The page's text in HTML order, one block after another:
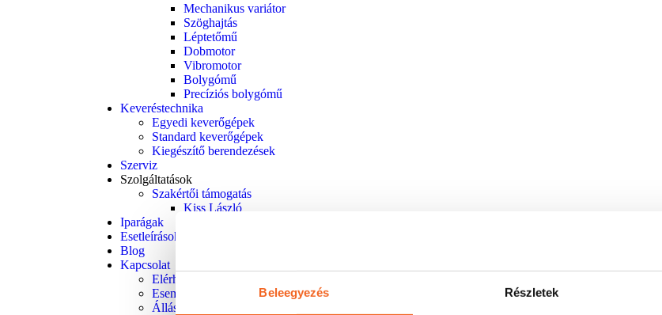
Beleegyezés Részletek
Mechanikus variátor
Szöghajtás
Léptetőmű
Dobmotor
Vibromotor
Bolygómű
Precíziós bolygómű
Keveréstechnika
Egyedi keverőgépek
Standard keverőgépek
Kiegészítő berendezések
Szerviz
Szolgáltatások
Szakértői támogatás
Kiss László
Iparágak
Esetleírások
Blog
Kapcsolat
Elérhetőség
Események
Állásajánlatok